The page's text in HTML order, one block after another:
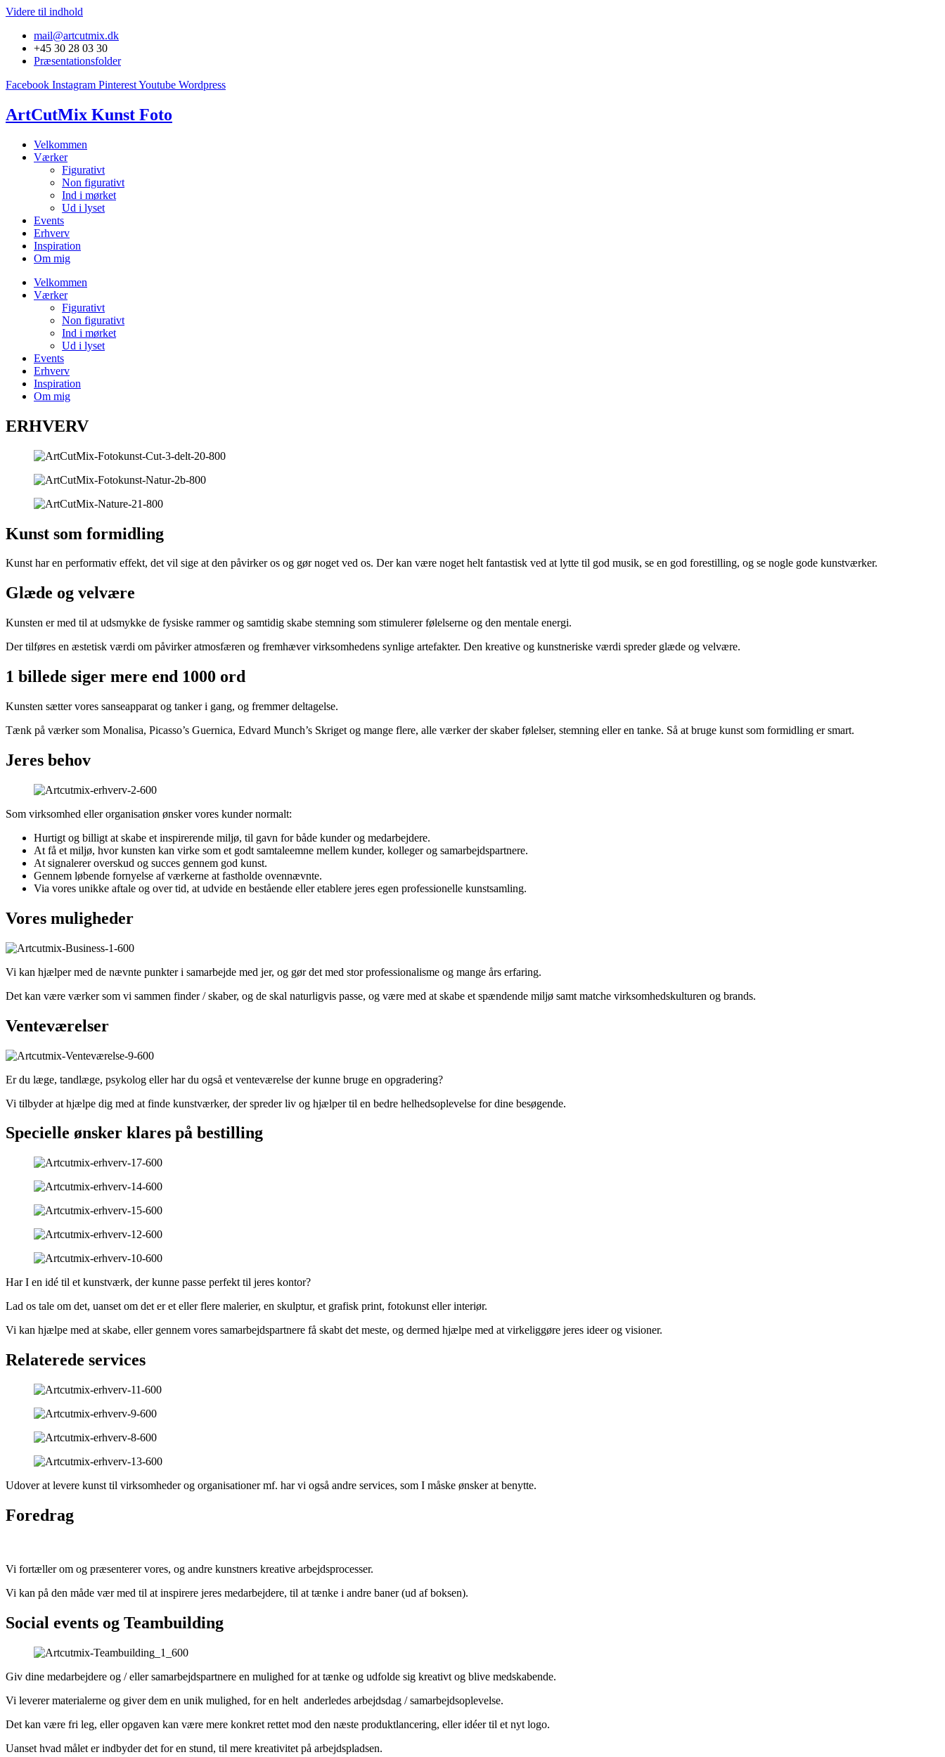
Videre til indhold
mail@artcutmix.dk
+45 30 28 03 30
Præsentationsfolder
Facebook Instagram PinterestYoutube Wordpress
ArtCutMix Kunst Foto
Velkommen
Værker
Figurativt
Non figurativt
Ind i mørket
Ud i lyset
Events
Erhverv
Inspiration
Om mig
Velkommen
Værker
Figurativt
Non figurativt
Ind i mørket
Ud i lyset
Events
Erhverv
Inspiration
Om mig
ERHVERV
Kunst som formidling
Kunst har en performativ effekt, det vil sige at den påvirker os og gør noget ved os. Der kan være noget helt fantastisk ved at lytte til god musik, se en god forestilling, og se nogle gode kunstværker.
Glæde og velvære
Kunsten er med til at udsmykke de fysiske rammer og samtidig skabe stemning som stimulerer følelserne og den mentale energi.
Der tilføres en æstetisk værdi om påvirker atmosfæren og fremhæver virksomhedens synlige artefakter. Den kreative og kunstneriske værdi spreder glæde og velvære.
1 billede siger mere end 1000 ord
Kunsten sætter vores sanseapparat og tanker i gang, og fremmer deltagelse.
Tænk på værker som Monalisa, Picasso’s Guernica, Edvard Munch’s Skriget og mange flere, alle værker der skaber følelser, stemning eller en tanke. Så at bruge kunst som formidling er smart.
Jeres behov
Som virksomhed eller organisation ønsker vores kunder normalt:
Hurtigt og billigt at skabe et inspirerende miljø, til gavn for både kunder og medarbejdere.
At få et miljø, hvor kunsten kan virke som et godt samtaleemne mellem kunder, kolleger og samarbejdspartnere.
At signalerer overskud og succes gennem god kunst.
Gennem løbende fornyelse af værkerne at fastholde ovennævnte.
Via vores unikke aftale og over tid, at udvide en bestående eller etablere jeres egen professionelle kunstsamling.
Vores muligheder
Vi kan hjælper med de nævnte punkter i samarbejde med jer, og gør det med stor professionalisme og mange års erfaring.
Det kan være værker som vi sammen finder / skaber, og de skal naturligvis passe, og være med at skabe et spændende miljø samt matche virksomhedskulturen og brands.
Venteværelser
Er du læge, tandlæge, psykolog eller har du også et venteværelse der kunne bruge en opgradering?
Vi tilbyder at hjælpe dig med at finde kunstværker, der spreder liv og hjælper til en bedre helhedsoplevelse for dine besøgende.
Specielle ønsker klares på bestilling
Har I en idé til et kunstværk, der kunne passe perfekt til jeres kontor?
Lad os tale om det, uanset om det er et eller flere malerier, en skulptur, et grafisk print, fotokunst eller interiør.
Vi kan hjælpe med at skabe, eller gennem vores samarbejdspartnere få skabt det meste, og dermed hjælpe med at virkeliggøre jeres ideer og visioner.
Relaterede services
Udover at levere kunst til virksomheder og organisationer mf. har vi også andre services, som I måske ønsker at benytte.
Foredrag
Vi fortæller om og præsenterer vores, og andre kunstners kreative arbejdsprocesser.
Vi kan på den måde vær med til at inspirere jeres medarbejdere, til at tænke i andre baner (ud af boksen).
Social events og Teambuilding
Giv dine medarbejdere og / eller samarbejdspartnere en mulighed for at tænke og udfolde sig kreativt og blive medskabende.
Vi leverer materialerne og giver dem en unik mulighed, for en helt anderledes arbejdsdag / samarbejdsoplevelse.
Det kan være fri leg, eller opgaven kan være mere konkret rettet mod den næste produktlancering, eller idéer til et nyt logo.
Uanset hvad målet er indbyder det for en stund, til mere kreativitet på arbejdspladsen.